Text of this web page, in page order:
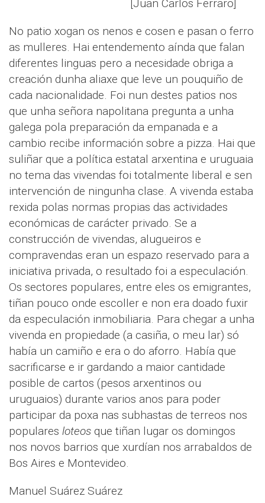
[Juan Carlos Ferraro]
No patio xogan os nenos e cosen e pasan o ferro
as mulleres. Hai entendemento aínda que falan
diferentes linguas pero a necesidade obriga a
creación dunha aliaxe que leve un pouquiño de
cada nacionalidade. Foi nun destes patios nos
que unha señora napolitana pregunta a unha
galega pola preparación da empanada e a
cambio recibe información sobre a pizza. Hai que
suliñar que a política estatal arxentina e uruguaia
no tema das vivendas foi totalmente liberal e sen
intervención de ningunha clase. A vivenda estaba
rexida polas normas propias das actividades
económicas de carácter privado. Se a
construcción de vivendas, alugueiros e
compravendas eran un espazo reservado para a
iniciativa privada, o resultado foi a especulación.
Os sectores populares, entre eles os emigrantes,
tiñan pouco onde escoller e non era doado fuxir
da especulación inmobiliaria. Para chegar a unha
vivenda en propiedade (a casiña, o meu lar) só
había un camiño e era o do aforro. Había que
sacrificarse e ir gardando a maior cantidade
posible de cartos (pesos arxentinos ou
uruguaios) durante varios anos para poder
participar da poxa nas subhastas de terreos nos
populares loteos que tiñan lugar os domingos
nos novos barrios que xurdían nos arrabaldos de
Bos Aires e Montevideo.
Manuel Suárez Suárez